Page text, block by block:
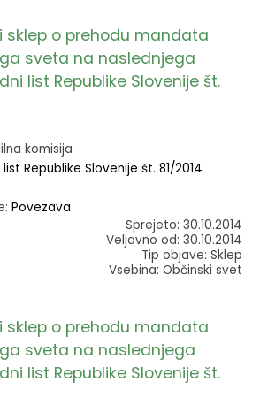
sklep o prehodu mandata
sveta na naslednjega
list Republike Slovenije št.
komisija
Republike Slovenije št. 81/2014
Povezava
Sprejeto: 30.10.2014
Veljavno od: 30.10.2014
Tip objave: Sklep
Vsebina: Občinski svet
sklep o prehodu mandata
sveta na naslednjega
list Republike Slovenije št.